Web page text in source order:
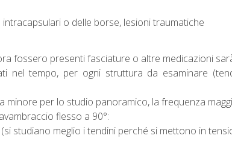
o delle borse, lesioni traumatiche
fossero presenti fasciature o altre medicazioni
nel tempo, per ogni struttura da esaminare
minore per lo studio panoramico, la frequenza
flesso a 90°:
studiano meglio i tendini perché si mettono in